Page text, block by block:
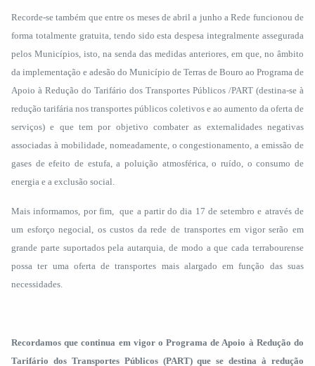
Recorde-se também que entre os meses de abril a junho a Rede funcionou de
forma totalmente gratuita, tendo sido esta despesa integralmente assegurada
pelos Municípios, isto, na senda das medidas anteriores, em que, no âmbito
da implementação e adesão do Município de Terras de Bouro ao Programa de
Apoio à Redução do Tarifário dos Transportes Públicos /PART (destina-se à
redução tarifária nos transportes públicos coletivos e ao aumento da oferta de
serviços) e que tem por objetivo combater as externalidades negativas
associadas à mobilidade, nomeadamente, o congestionamento, a emissão de
gases de efeito de estufa, a poluição atmosférica, o ruído, o consumo de
energia e a exclusão social.
Mais informamos, por fim, que a partir do dia 17 de setembro e através de
um esforço negocial, os custos da rede de transportes em vigor serão em
grande parte suportados pela autarquia, de modo a que cada terrabourense
possa ter uma oferta de transportes mais alargado em função das suas
necessidades.
Recordamos que continua em vigor o Programa de Apoio à Redução do
Tarifário dos Transportes Públicos (PART) que se destina à redução